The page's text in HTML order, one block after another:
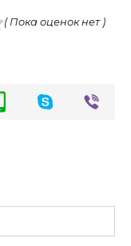
( Пока оценок нет )